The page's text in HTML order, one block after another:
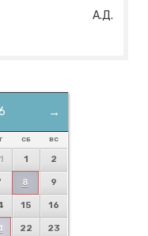
Думы А.Д.
→
СБ ВС
1 2
8 9
15 16
22 23